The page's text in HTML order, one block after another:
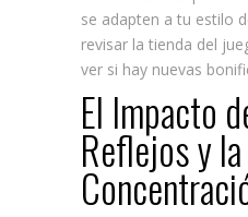
se adapten a tu estilo
revisar la tienda del
ver si hay nuevas
El Impacto
Reflejos y la